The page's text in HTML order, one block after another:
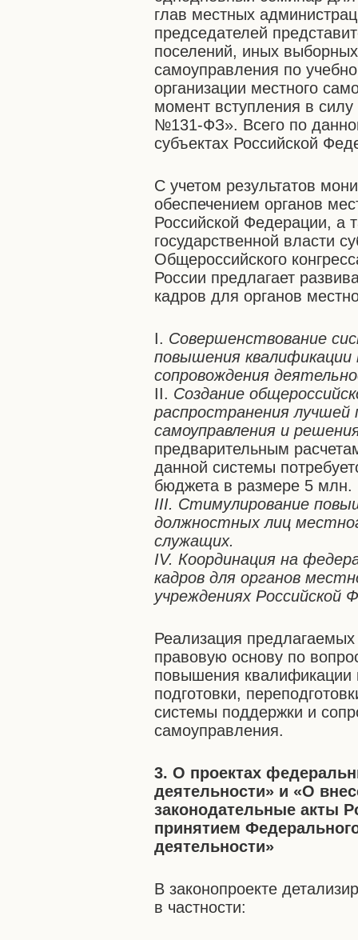
глав местных
председателей
поселений, иных
самоуправления по
организации местного
момент вступления в
№131-ФЗ». Всего по
субъектах Российской
С учетом результатов
обеспечением органов
Российской Федерации, а
государственной власти
Общероссийского
России предлагает
кадров для органов
I. Совершенствование
повышения
сопровождения
II. Создание
распространения лучшей
самоуправления и
предварительным
данной системы
бюджета в размере 5 млн.
III. Стимулирование
должностных лиц
служащих.
IV. Координация на
кадров для органов
учреждениях Российской
Реализация
правовую основу по
повышения квалификации
подготовки,
системы поддержки и
самоуправления.
3. О проектах
деятельности» и «О
законодательные акты
принятием
деятельности»
В законопроекте
в частности: